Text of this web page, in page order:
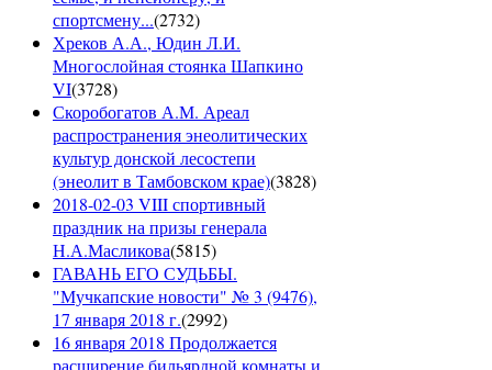
спортсмену...(2732)
Хреков А.А., Юдин Л.И.
Многослойная стоянка Шапкино
VI(3728)
Скоробогатов А.М. Ареал
распространения энеолитических
культур донской лесостепи
(энеолит в Тамбовском крае)(3828)
2018-02-03 VIII спортивный
праздник на призы генерала
Н.А.Масликова(5815)
ГАВАНЬ ЕГО СУДЬБЫ.
"Мучкапские новости" № 3 (9476),
17 января 2018 г.(2992)
16 января 2018 Продолжается